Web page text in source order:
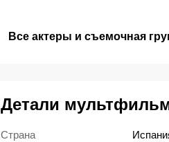
Все актеры и съемочная
Детали
Страна